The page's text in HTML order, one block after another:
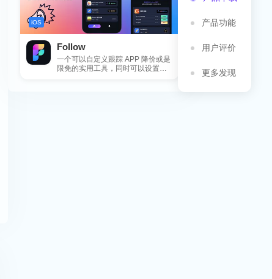
产品功能
用户评价
更多发现
iOS
Follow
一个可以自定义跟踪 APP 降价或是
限免的实用工具，同时可以设置包